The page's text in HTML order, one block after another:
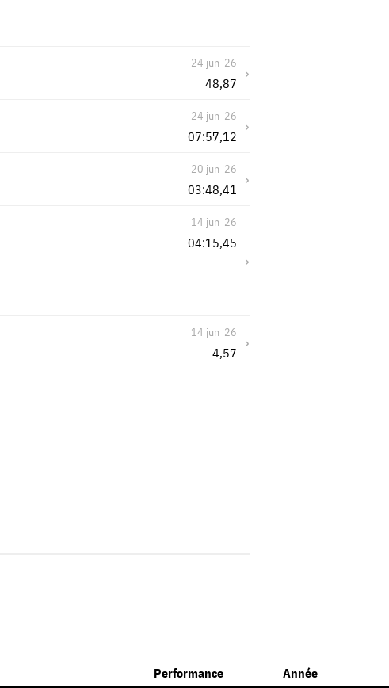
48,87
24 jun '26 ›
07:57,12
24 jun '26 ›
03:48,41
20 jun '26 ›
04:15,45
14 jun '26
›
4,57
14 jun '26 ›
Performance
Année